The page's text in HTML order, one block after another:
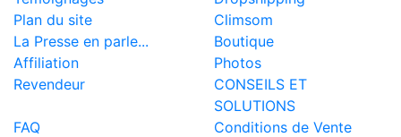
Plan du site
Climsom
La Presse en parle...
Boutique
Affiliation
Photos
Revendeur
CONSEILS ET
SOLUTIONS
FAQ
Conditions de Vente